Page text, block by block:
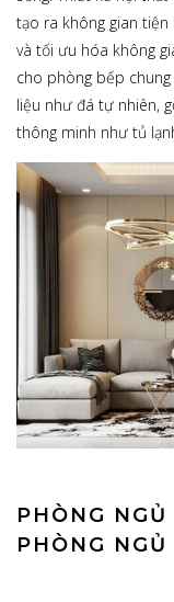
tạo ra không gian tiện
và tối ưu hóa không
cho phòng bếp
liệu như đá tự nhiên,
thông minh như tủ
PHÒNG
PHÒNG NGỦ